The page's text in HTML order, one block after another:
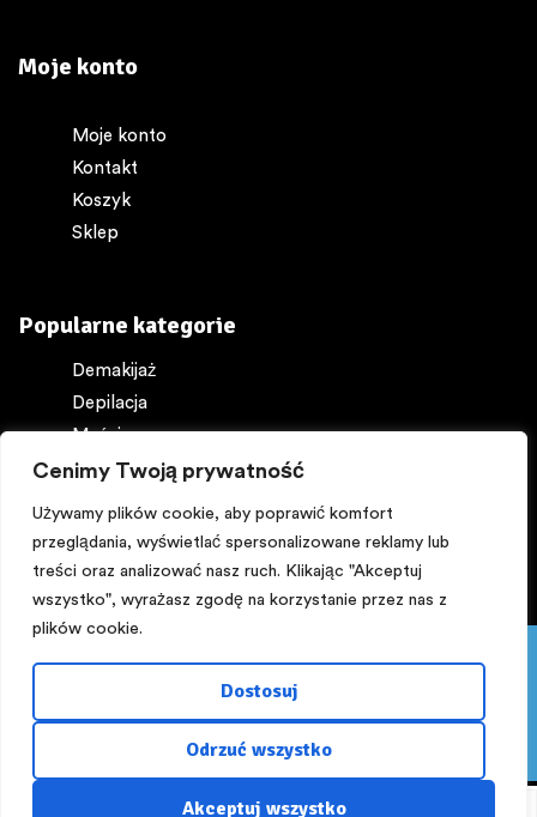
Cenimy Twoją prywatność
Używamy plików cookie, aby poprawić komfort
przeglądania, wyświetlać spersonalizowane reklamy lub
treści oraz analizować nasz ruch. Klikając "Akceptuj
wszystko", wyrażasz zgodę na korzystanie przez nas z
plików cookie.
Dostosuj
Odrzuć wszystko
Akceptuj wszystko
Moje konto
Moje konto
Kontakt
Koszyk
Sklep
Popularne kategorie
Demakijaż
Depilacja
Maści
Ochrona ciała
Pięknego dnia:) PROMOCJA! Z kuponem ,,lato,, -15%
NA WSZYSTKO powyżej 200 zł do 16 sierpnia.
Zapraszamy!!!